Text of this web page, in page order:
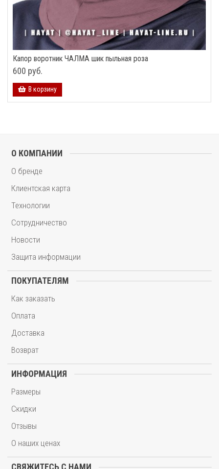
Капор воротник ЧАЛМА шик пыльная роза
600 руб.
В корзину
О КОМПАНИИ
О бренде
Клиентская карта
Технологии
Сотрудничество
Новости
Защита информации
ПОКУПАТЕЛЯМ
Как заказать
Оплата
Доставка
Возврат
ИНФОРМАЦИЯ
Размеры
Скидки
Отзывы
О наших ценах
СВЯЖИТЕСЬ С НАМИ